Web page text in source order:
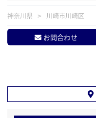
神奈川県 川崎市川崎区
お問合わせ